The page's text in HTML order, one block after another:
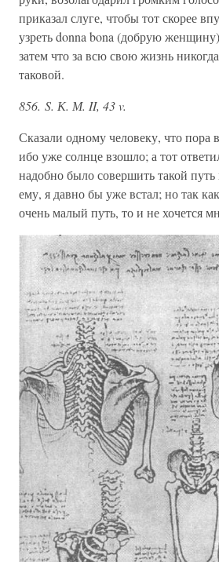
приказал слуге, чтобы тот скорее
узреть donna bona (добрую
затем что за всю свою жизнь
таковой.
856. S. К. М. II, 43 v.
Сказали одному человеку, что пора
ибо уже солнце взошло; а тот
надобно было совершить такой путь
ему, я давно бы уже встал; но так
очень малый путь, то и не хочется